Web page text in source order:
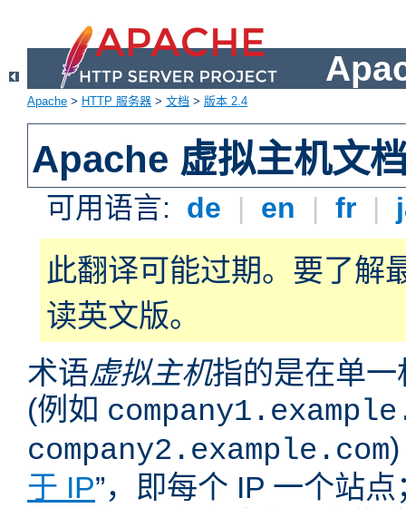
Apache > HTTP 服务器 > 文档 > 版本 2.4
Apache 虚拟主机文
可用语言: de | en | fr |
此翻译可能过期。要了解
读英文版。
术语虚拟主机指的是在单
(例如
company2.example.com)
于 IP”，即每个 IP 一个站点